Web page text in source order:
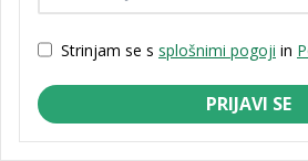
Strinjam se s splošnimi pogoji in
PRIJAVI SE